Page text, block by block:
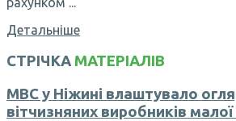
Детальніше
СТРІЧКА МАТЕРІАЛІВ
МВС у Ніжині влаштувало
вітчизняних виробників малої